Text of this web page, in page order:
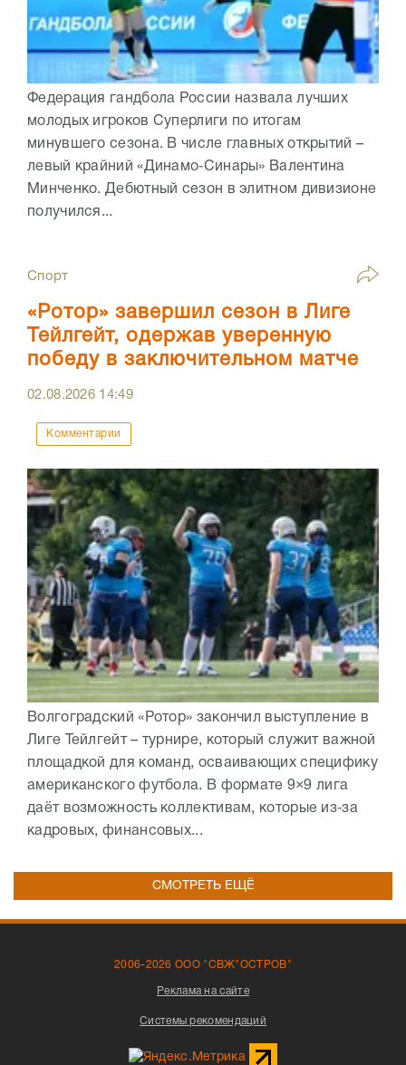
Федерация гандбола России назвала лучших
молодых игроков Суперлиги по итогам
минувшего сезона. В числе главных открытий –
левый крайний «Динамо‑Синары» Валентина
Минченко. Дебютный сезон в элитном дивизионе
получился...
Спорт
«Ротор» завершил сезон в Лиге
Тейлгейт, одержав уверенную
победу в заключительном матче
02.08.2026 14:49
Комментарии
Волгоградский «Ротор» закончил выступление в
Лиге Тейлгейт – турнире, который служит важной
площадкой для команд, осваивающих специфику
американского футбола. В формате 9×9 лига
даёт возможность коллективам, которые из‑за
кадровых, финансовых...
СМОТРЕТЬ ЕЩЁ
2006-2026 ООО "СВЖ"ОСТРОВ"
Реклама на сайте
Системы рекомендаций